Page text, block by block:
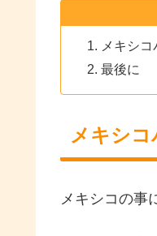
メキシ
最後に
メキシ
メキシコの事